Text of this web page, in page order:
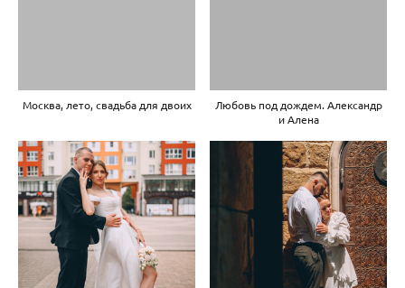
Москва, лето, свадьба для двоих
Любовь под дождем. Александр
и Алена